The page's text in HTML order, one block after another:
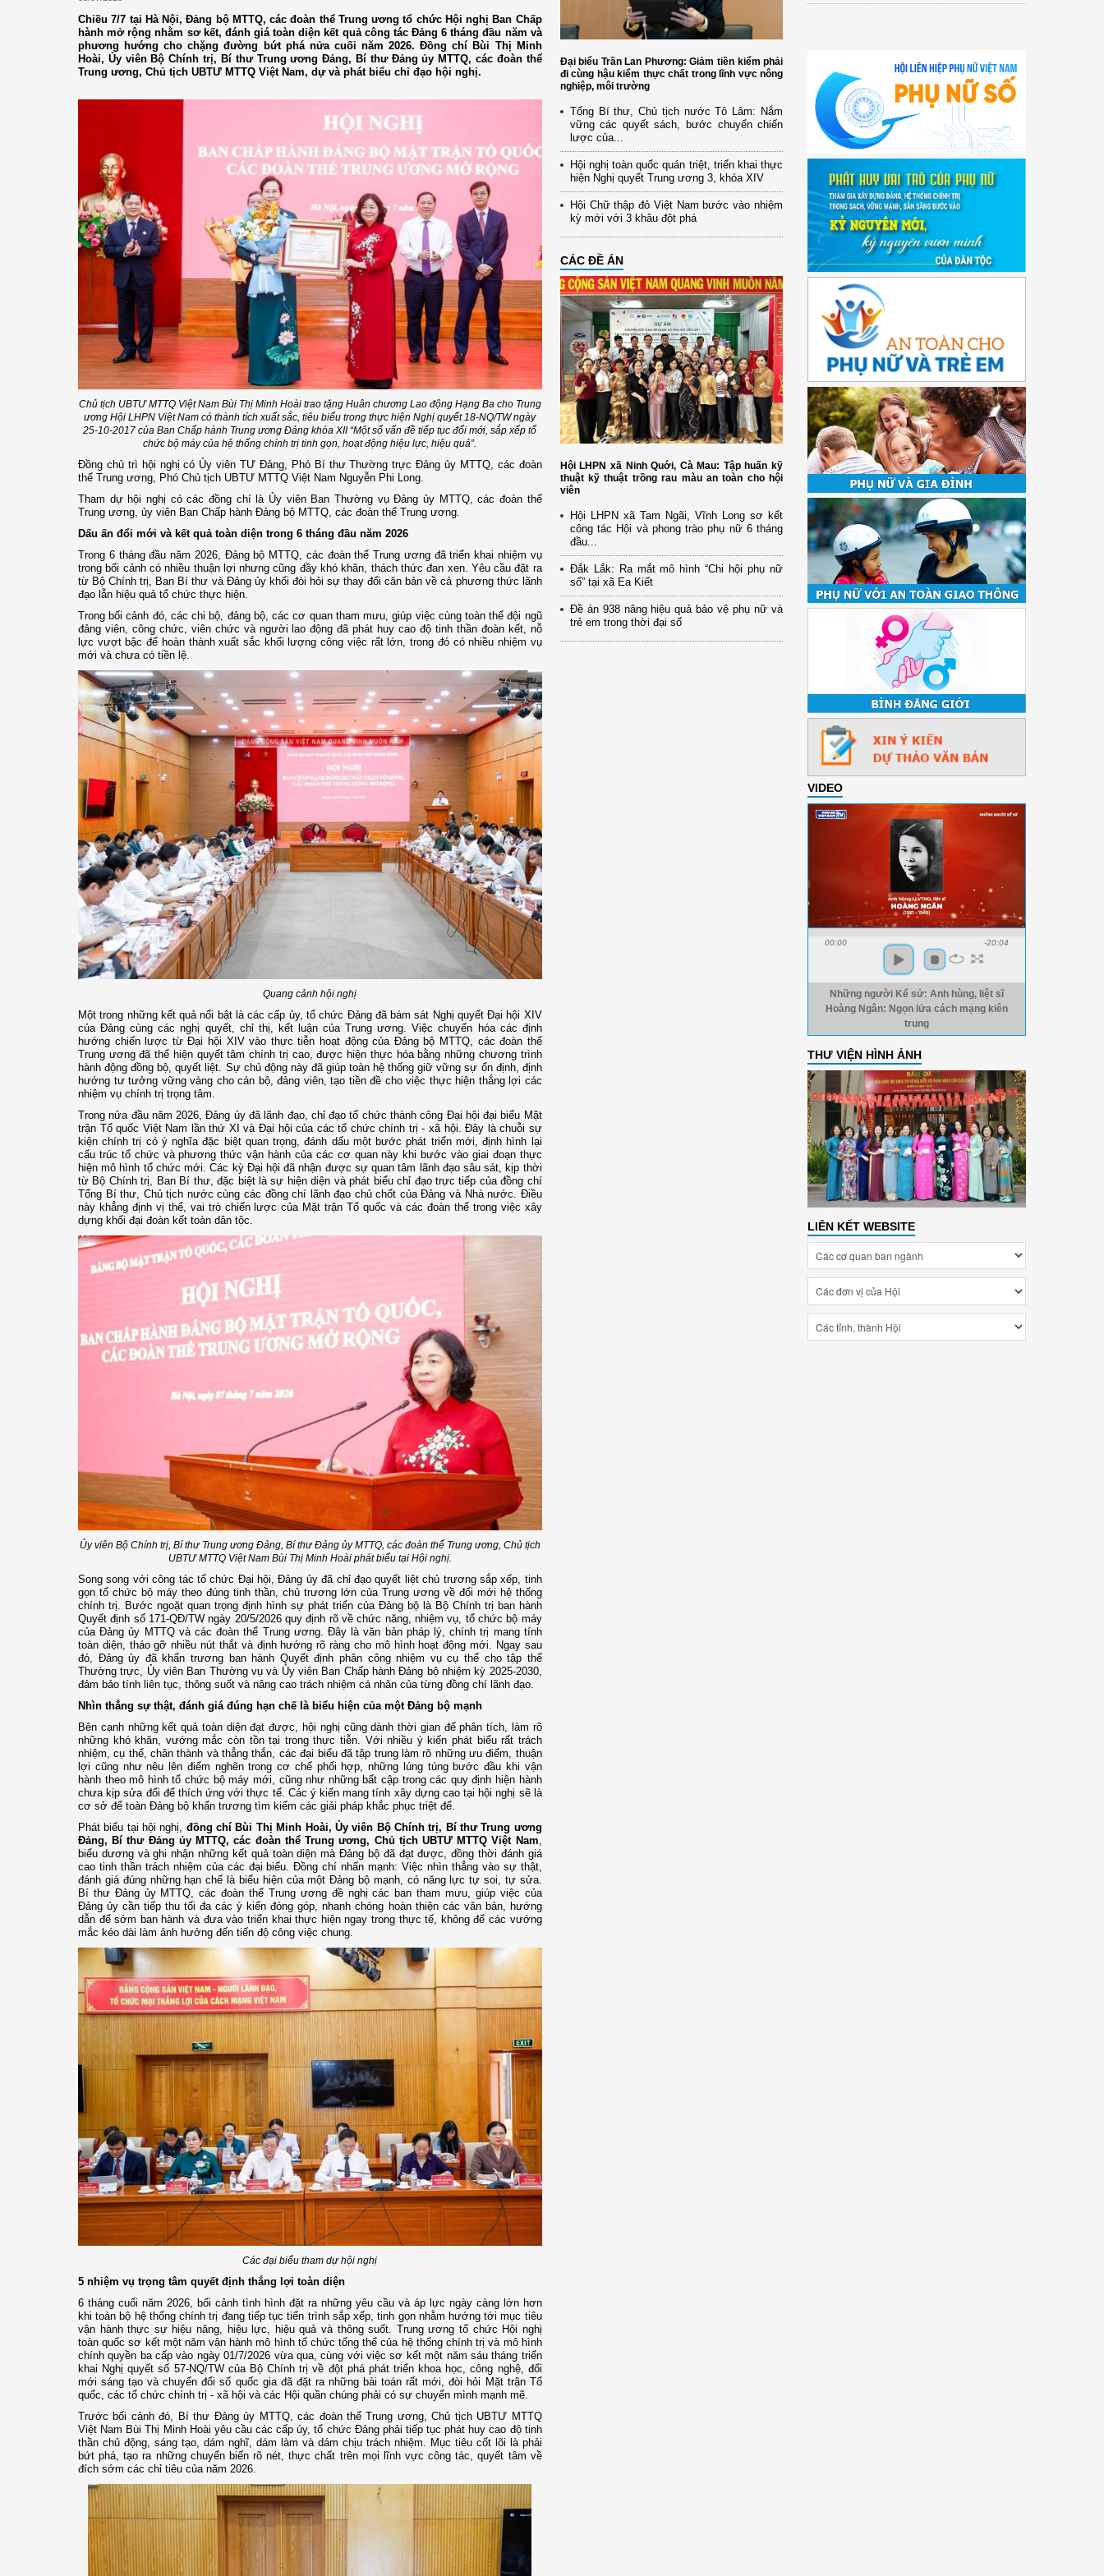
Chiều 7/7 tại Hà Nội, Đảng bộ MTTQ, các đoàn thể Trung ương tổ chức Hội nghị Ban Chấp
hành mở rộng nhằm sơ kết, đánh giá toàn diện kết quả công tác Đảng 6 tháng đầu năm và
phương hướng cho chặng đường bứt phá nửa cuối năm 2026. Đồng chí Bùi Thị Minh
Hoài, Ủy viên Bộ Chính trị, Bí thư Trung ương Đảng, Bí thư Đảng ủy MTTQ, các đoàn thể
Trung ương, Chủ tịch UBTƯ MTTQ Việt Nam, dự và phát biểu chỉ đạo hội nghị.
Chủ tịch UBTƯ MTTQ Việt Nam Bùi Thị Minh Hoài trao tặng Huân chương Lao động Hạng Ba cho Trung
ương Hội LHPN Việt Nam có thành tích xuất sắc, tiêu biểu trong thực hiện Nghị quyết 18-NQ/TW ngày
25-10-2017 của Ban Chấp hành Trung ương Đảng khóa XII “Một số vấn đề tiếp tục đổi mới, sắp xếp tổ
chức bộ máy của hệ thống chính trị tinh gọn, hoạt động hiệu lực, hiệu quả”.
Đồng chủ trì hội nghị có Ủy viên TƯ Đảng, Phó Bí thư Thường trực Đảng ủy MTTQ, các đoàn
thể Trung ương, Phó Chủ tịch UBTƯ MTTQ Việt Nam Nguyễn Phi Long.
Tham dự hội nghị có các đồng chí là Ủy viên Ban Thường vụ Đảng ủy MTTQ, các đoàn thể
Trung ương, ủy viên Ban Chấp hành Đảng bộ MTTQ, các đoàn thể Trung ương.
Dấu ấn đổi mới và kết quả toàn diện trong 6 tháng đầu năm 2026
Trong 6 tháng đầu năm 2026, Đảng bộ MTTQ, các đoàn thể Trung ương đã triển khai nhiệm vụ
trong bối cảnh có nhiều thuận lợi nhưng cũng đầy khó khăn, thách thức đan xen. Yêu cầu đặt ra
từ Bộ Chính trị, Ban Bí thư và Đảng ủy khối đòi hỏi sự thay đổi căn bản về cả phương thức lãnh
đạo lẫn hiệu quả tổ chức thực hiện.
Trong bối cảnh đó, các chi bộ, đảng bộ, các cơ quan tham mưu, giúp việc cùng toàn thể đội ngũ
đảng viên, công chức, viên chức và người lao động đã phát huy cao độ tinh thần đoàn kết, nỗ
lực vượt bậc để hoàn thành xuất sắc khối lượng công việc rất lớn, trong đó có nhiều nhiệm vụ
mới và chưa có tiền lệ.
Quang cảnh hội nghị
Một trong những kết quả nổi bật là các cấp ủy, tổ chức Đảng đã bám sát Nghị quyết Đại hội XIV
của Đảng cùng các nghị quyết, chỉ thị, kết luận của Trung ương. Việc chuyển hóa các định
hướng chiến lược từ Đại hội XIV vào thực tiễn hoạt động của Đảng bộ MTTQ, các đoàn thể
Trung ương đã thể hiện quyết tâm chính trị cao, được hiện thực hóa bằng những chương trình
hành động đồng bộ, quyết liệt. Sự chủ động này đã giúp toàn hệ thống giữ vững sự ổn định, định
hướng tư tưởng vững vàng cho cán bộ, đảng viên, tạo tiền đề cho việc thực hiện thắng lợi các
nhiệm vụ chính trị trọng tâm.
Trong nửa đầu năm 2026, Đảng ủy đã lãnh đạo, chỉ đạo tổ chức thành công Đại hội đại biểu Mặt
trận Tổ quốc Việt Nam lần thứ XI và Đại hội của các tổ chức chính trị - xã hội. Đây là chuỗi sự
kiện chính trị có ý nghĩa đặc biệt quan trọng, đánh dấu một bước phát triển mới, định hình lại
cấu trúc tổ chức và phương thức vận hành của các cơ quan này khi bước vào giai đoạn thực
hiện mô hình tổ chức mới. Các kỳ Đại hội đã nhận được sự quan tâm lãnh đạo sâu sát, kịp thời
từ Bộ Chính trị, Ban Bí thư, đặc biệt là sự hiện diện và phát biểu chỉ đạo trực tiếp của đồng chí
Tổng Bí thư, Chủ tịch nước cùng các đồng chí lãnh đạo chủ chốt của Đảng và Nhà nước. Điều
này khẳng định vị thế, vai trò chiến lược của Mặt trận Tổ quốc và các đoàn thể trong việc xây
dựng khối đại đoàn kết toàn dân tộc.
Ủy viên Bộ Chính trị, Bí thư Trung ương Đảng, Bí thư Đảng ủy MTTQ, các đoàn thể Trung ương, Chủ tịch
UBTƯ MTTQ Việt Nam Bùi Thị Minh Hoài phát biểu tại Hội nghị.
Song song với công tác tổ chức Đại hội, Đảng ủy đã chỉ đạo quyết liệt chủ trương sắp xếp, tinh
gọn tổ chức bộ máy theo đúng tinh thần, chủ trương lớn của Trung ương về đổi mới hệ thống
chính trị. Bước ngoặt quan trọng định hình sự phát triển của Đảng bộ là Bộ Chính trị ban hành
Quyết định số 171-QĐ/TW ngày 20/5/2026 quy định rõ về chức năng, nhiệm vụ, tổ chức bộ máy
của Đảng ủy MTTQ và các đoàn thể Trung ương. Đây là văn bản pháp lý, chính trị mang tính
toàn diện, tháo gỡ nhiều nút thắt và định hướng rõ ràng cho mô hình hoạt động mới. Ngay sau
đó, Đảng ủy đã khẩn trương ban hành Quyết định phân công nhiệm vụ cụ thể cho tập thể
Thường trực, Ủy viên Ban Thường vụ và Ủy viên Ban Chấp hành Đảng bộ nhiệm kỳ 2025-2030,
đảm bảo tính liên tục, thông suốt và nâng cao trách nhiệm cá nhân của từng đồng chí lãnh đạo.
Nhìn thẳng sự thật, đánh giá đúng hạn chế là biểu hiện của một Đảng bộ mạnh
Bên cạnh những kết quả toàn diện đạt được, hội nghị cũng dành thời gian để phân tích, làm rõ
những khó khăn, vướng mắc còn tồn tại trong thực tiễn. Với nhiều ý kiến phát biểu rất trách
nhiệm, cụ thể, chân thành và thẳng thắn, các đại biểu đã tập trung làm rõ những ưu điểm, thuận
lợi cũng như nêu lên điểm nghẽn trong cơ chế phối hợp, những lúng túng bước đầu khi vận
hành theo mô hình tổ chức bộ máy mới, cũng như những bất cập trong các quy định hiện hành
chưa kịp sửa đổi để thích ứng với thực tế. Các ý kiến mang tính xây dựng cao tại hội nghị sẽ là
cơ sở để toàn Đảng bộ khẩn trương tìm kiếm các giải pháp khắc phục triệt để.
Phát biểu tại hội nghị, đồng chí Bùi Thị Minh Hoài, Ủy viên Bộ Chính trị, Bí thư Trung ương
Đảng, Bí thư Đảng ủy MTTQ, các đoàn thể Trung ương, Chủ tịch UBTƯ MTTQ Việt Nam,
biểu dương và ghi nhận những kết quả toàn diện mà Đảng bộ đã đạt được, đồng thời đánh giá
cao tinh thần trách nhiệm của các đại biểu. Đồng chí nhấn mạnh: Việc nhìn thẳng vào sự thật,
đánh giá đúng những hạn chế là biểu hiện của một Đảng bộ mạnh, có năng lực tự soi, tự sửa.
Bí thư Đảng ủy MTTQ, các đoàn thể Trung ương đề nghị các ban tham mưu, giúp việc của
Đảng ủy cần tiếp thu tối đa các ý kiến đóng góp, nhanh chóng hoàn thiện các văn bản, hướng
dẫn để sớm ban hành và đưa vào triển khai thực hiện ngay trong thực tế, không để các vướng
mắc kéo dài làm ảnh hưởng đến tiến độ công việc chung.
Các đại biểu tham dự hội nghị
5 nhiệm vụ trọng tâm quyết định thắng lợi toàn diện
6 tháng cuối năm 2026, bối cảnh tình hình đặt ra những yêu cầu và áp lực ngày càng lớn hơn
khi toàn bộ hệ thống chính trị đang tiếp tục tiến trình sắp xếp, tinh gọn nhằm hướng tới mục tiêu
vận hành thực sự hiệu năng, hiệu lực, hiệu quả và thông suốt. Trung ương tổ chức Hội nghị
toàn quốc sơ kết một năm vận hành mô hình tổ chức tổng thể của hệ thống chính trị và mô hình
chính quyền ba cấp vào ngày 01/7/2026 vừa qua, cùng với việc sơ kết một năm sáu tháng triển
khai Nghị quyết số 57-NQ/TW của Bộ Chính trị về đột phá phát triển khoa học, công nghệ, đổi
mới sáng tạo và chuyển đổi số quốc gia đã đặt ra những bài toán rất mới, đòi hỏi Mặt trận Tổ
quốc, các tổ chức chính trị - xã hội và các Hội quần chúng phải có sự chuyển mình mạnh mẽ.
Trước bối cảnh đó, Bí thư Đảng ủy MTTQ, các đoàn thể Trung ương, Chủ tịch UBTƯ MTTQ
Việt Nam Bùi Thị Minh Hoài yêu cầu các cấp ủy, tổ chức Đảng phải tiếp tục phát huy cao độ tinh
thần chủ động, sáng tạo, dám nghĩ, dám làm và dám chịu trách nhiệm. Mục tiêu cốt lõi là phải
bứt phá, tạo ra những chuyển biến rõ nét, thực chất trên mọi lĩnh vực công tác, quyết tâm về
đích sớm các chỉ tiêu của năm 2026.
Đại biểu Trần Lan Phương: Giảm tiền kiểm phải
đi cùng hậu kiểm thực chất trong lĩnh vực nông
nghiệp, môi trường
Tổng Bí thư, Chủ tịch nước Tô Lâm: Nắm
vững các quyết sách, bước chuyển chiến
lược của...
Hội nghị toàn quốc quán triệt, triển khai thực
hiện Nghị quyết Trung ương 3, khóa XIV
Hội Chữ thập đỏ Việt Nam bước vào nhiệm
kỳ mới với 3 khâu đột phá
CÁC ĐỀ ÁN
Hội LHPN xã Ninh Quới, Cà Mau: Tập huấn kỹ
thuật kỹ thuật trồng rau màu an toàn cho hội
viên
Hội LHPN xã Tam Ngãi, Vĩnh Long sơ kết
công tác Hội và phong trào phụ nữ 6 tháng
đầu...
Đắk Lắk: Ra mắt mô hình “Chi hội phụ nữ
số” tại xã Ea Kiết
Đề án 938 nâng hiệu quả bảo vệ phụ nữ và
trẻ em trong thời đại số
VIDEO
00:00 -20:04
Những người Kể sử: Anh hùng, liệt sĩ
Hoàng Ngân: Ngọn lửa cách mạng kiên
trung
THƯ VIỆN HÌNH ẢNH
LIÊN KẾT WEBSITE